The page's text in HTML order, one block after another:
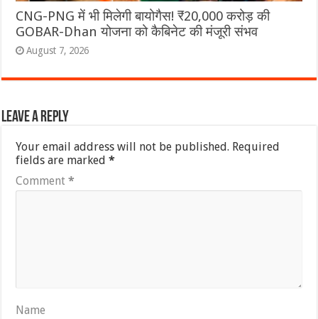
CNG-PNG में भी मिलेगी बायोगैस! ₹20,000 करोड़ की
GOBAR-Dhan योजना को कैबिनेट की मंजूरी संभव
August 7, 2026
Leave a Reply
Your email address will not be published. Required
fields are marked*
Comment*
Name